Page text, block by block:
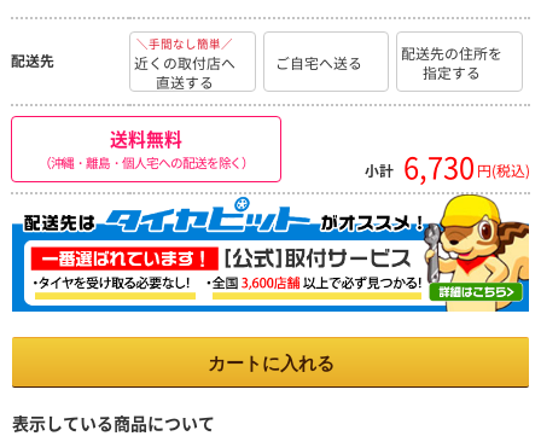
配送先
＼手間なし簡単／
近くの取付店へ
直送する
ご自宅へ送る
配送先の住所を
指定する
送料無料
（沖縄・離島・個人宅への配送を除く） 小計 6,730 円(税込)
カートに入れる
表示している商品について